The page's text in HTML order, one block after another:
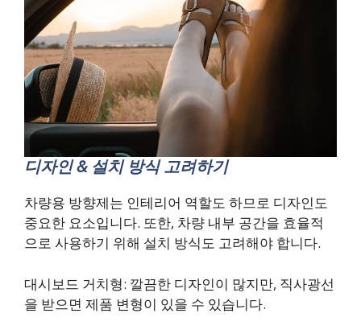
디자인 & 설치 방식 고려하기
차량용 방향제는 인테리어 역할도 하므로 디자인도
중요한 요소입니다. 또한, 차량 내부 공간을 효율적
으로 사용하기 위해 설치 방식도 고려해야 합니다.
대시보드 거치형: 깔끔한 디자인이 많지만, 직사광선
을 받으면 제품 변형이 있을 수 있습니다.